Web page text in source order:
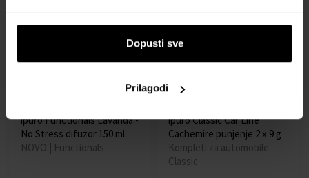
Dopusti sve
Prilagodi
Akcija
ipuro Functionals Lavanda -
No Stress difuzor 150 ml
NOVO | Functionals
Akcija
ipuro Classic Car Line
Cachemire punjenje 2 x 9 g
Kompleti za automobile
Classic